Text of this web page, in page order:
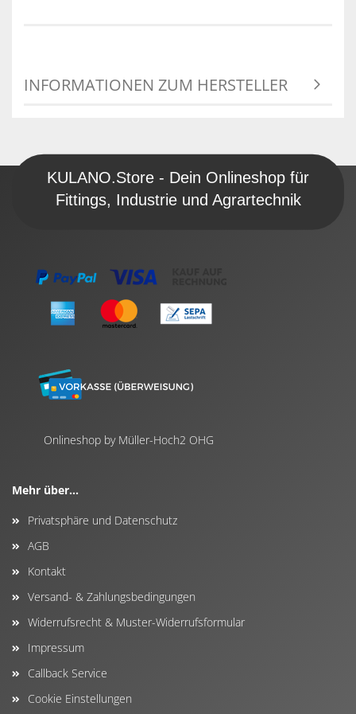
INFORMATIONEN ZUM HERSTELLER
KULANO.Store - Dein Onlineshop für
Fittings, Industrie und Agrartechnik
Onlineshop by Müller-Hoch2 OHG
Mehr über...
Privatsphäre und Datenschutz
AGB
Kontakt
Versand- & Zahlungsbedingungen
Widerrufsrecht & Muster-Widerrufsformular
Impressum
Callback Service
Cookie Einstellungen